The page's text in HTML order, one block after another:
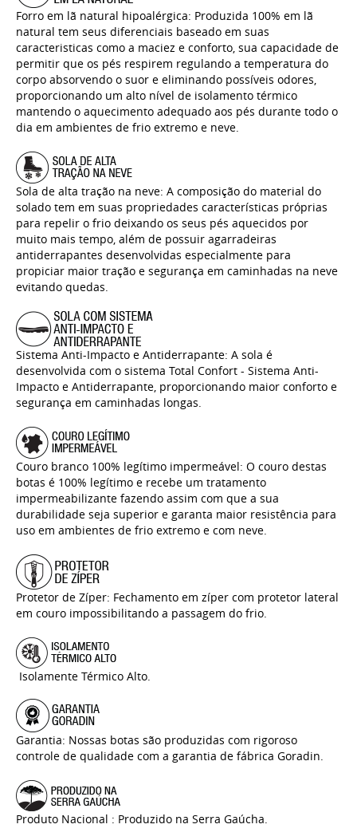
Forro em lã natural hipoalérgica: Produzida 100% em lã
natural tem seus diferenciais baseado em suas
caracteristicas como a maciez e conforto, sua capacidade de
permitir que os pés respirem regulando a temperatura do
corpo absorvendo o suor e eliminando possíveis odores,
proporcionando um alto nível de isolamento térmico
mantendo o aquecimento adequado aos pés durante todo o
dia em ambientes de frio extremo e neve.
Sola de alta tração na neve: A composição do material do
solado tem em suas propriedades características próprias
para repelir o frio deixando os seus pés aquecidos por
muito mais tempo, além de possuir agarradeiras
antiderrapantes desenvolvidas especialmente para
propiciar maior tração e segurança em caminhadas na neve
evitando quedas.
Sistema Anti-Impacto e Antiderrapante: A sola é
desenvolvida com o sistema Total Confort - Sistema Anti-
Impacto e Antiderrapante, proporcionando maior conforto e
segurança em caminhadas longas.
Couro branco 100% legítimo impermeável: O couro destas
botas é 100% legítimo e recebe um tratamento
impermeabilizante fazendo assim com que a sua
durabilidade seja superior e garanta maior resistência para
uso em ambientes de frio extremo e com neve.
Protetor de Zíper: Fechamento em zíper com protetor lateral
em couro impossibilitando a passagem do frio.
Isolamente Térmico Alto.
Garantia: Nossas botas são produzidas com rigoroso
controle de qualidade com a garantia de fábrica Goradin.
Produto Nacional : Produzido na Serra Gaúcha.